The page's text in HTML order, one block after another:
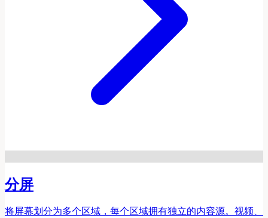
分屏
将屏幕划分为多个区域，每个区域拥有独立的内容源。视频、